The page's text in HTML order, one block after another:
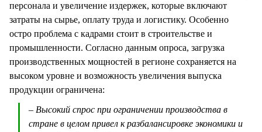
персонала и увеличение издержек, которые включают
затраты на сырье, оплату труда и логистику. Особенно
остро проблема с кадрами стоит в строительстве и
промышленности. Согласно данным опроса, загрузка
производственных мощностей в регионе сохраняется на
высоком уровне и возможность увеличения выпуска
продукции ограничена:
– Высокий спрос при ограничении производства в
стране в целом привел к разбалансировке экономики и